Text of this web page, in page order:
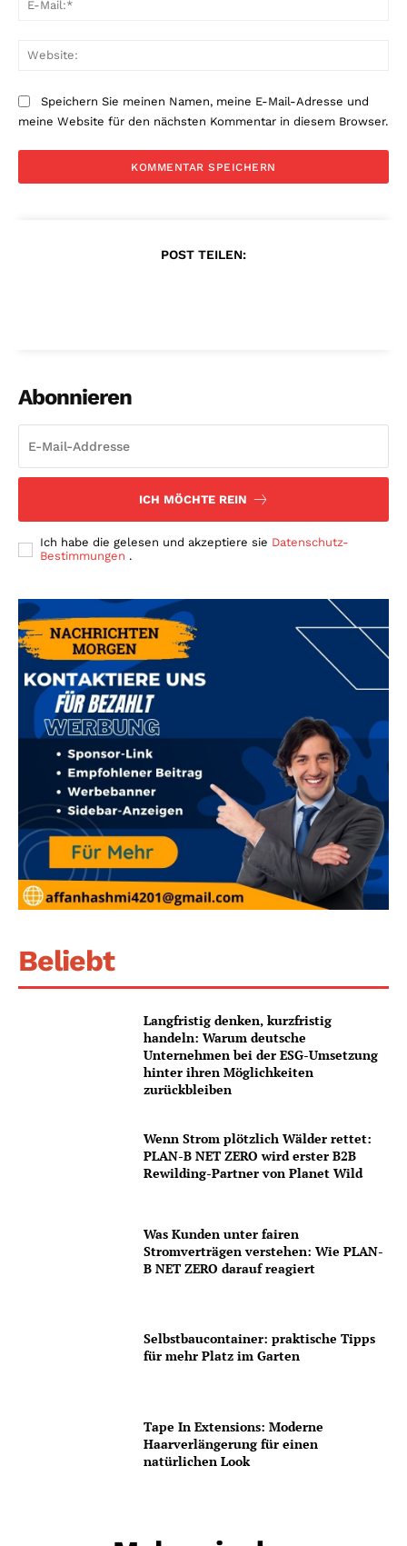
Speichern Sie meinen Namen, meine E-Mail-Adresse und
meine Website für den nächsten Kommentar in diesem Browser.
POST TEILEN:
Abonnieren
ICH MÖCHTE REIN
Ich habe die gelesen und akzeptiere sie Datenschutz-
Bestimmungen .
Beliebt
Langfristig denken, kurzfristig
handeln: Warum deutsche
Unternehmen bei der ESG-Umsetzung
hinter ihren Möglichkeiten
zurückbleiben
Wenn Strom plötzlich Wälder rettet:
PLAN-B NET ZERO wird erster B2B
Rewilding-Partner von Planet Wild
Was Kunden unter fairen
Stromverträgen verstehen: Wie PLAN-
B NET ZERO darauf reagiert
Selbstbaucontainer: praktische Tipps
für mehr Platz im Garten
Tape In Extensions: Moderne
Haarverlängerung für einen
natürlichen Look